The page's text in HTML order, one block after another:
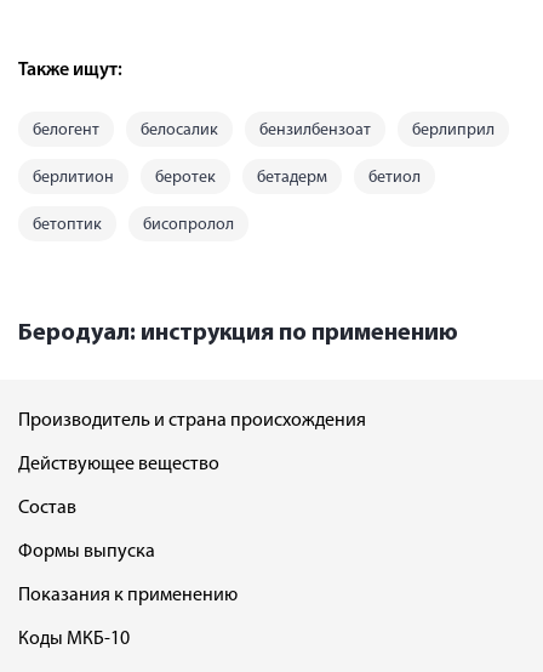
Также ищут:
белогент белосалик бензилбензоат берлиприл
берлитион беротек бетадерм бетиол
бетоптик бисопролол
Беродуал: инструкция по применению
Производитель и страна происхождения
Действующее вещество
Состав
Формы выпуска
Показания к применению
Коды МКБ-10